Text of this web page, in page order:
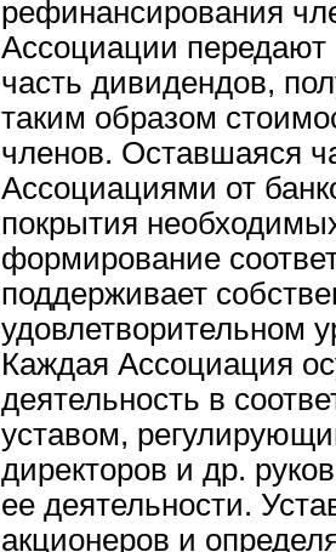
рефинансирования
Ассоциации
часть дивидендов,
таким образом
членов. Оставшаяся
Ассоциациями от
покрытия
формирование
поддерживает
удовлетворительном
Каждая Ассоциация
деятельность в
уставом,
директоров и др.
ее деятельности.
акционеров и